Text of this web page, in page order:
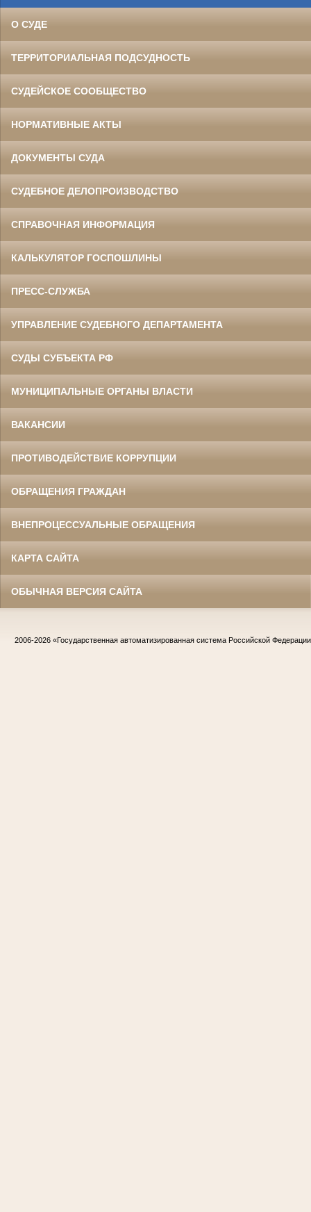
О СУДЕ
ТЕРРИТОРИАЛЬНАЯ ПОДСУДНОСТЬ
СУДЕЙСКОЕ СООБЩЕСТВО
НОРМАТИВНЫЕ АКТЫ
ДОКУМЕНТЫ СУДА
СУДЕБНОЕ ДЕЛОПРОИЗВОДСТВО
СПРАВОЧНАЯ ИНФОРМАЦИЯ
КАЛЬКУЛЯТОР ГОСПОШЛИНЫ
ПРЕСС-СЛУЖБА
УПРАВЛЕНИЕ СУДЕБНОГО ДЕПАРТАМЕНТА
СУДЫ СУБЪЕКТА РФ
МУНИЦИПАЛЬНЫЕ ОРГАНЫ ВЛАСТИ
ВАКАНСИИ
ПРОТИВОДЕЙСТВИЕ КОРРУПЦИИ
ОБРАЩЕНИЯ ГРАЖДАН
ВНЕПРОЦЕССУАЛЬНЫЕ ОБРАЩЕНИЯ
КАРТА САЙТА
ОБЫЧНАЯ ВЕРСИЯ САЙТА
2006-2026 «Государственная автоматизированная система Российской